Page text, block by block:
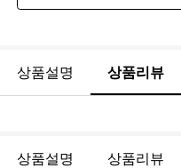
상품설명 상품리뷰
상품설명 상품리뷰